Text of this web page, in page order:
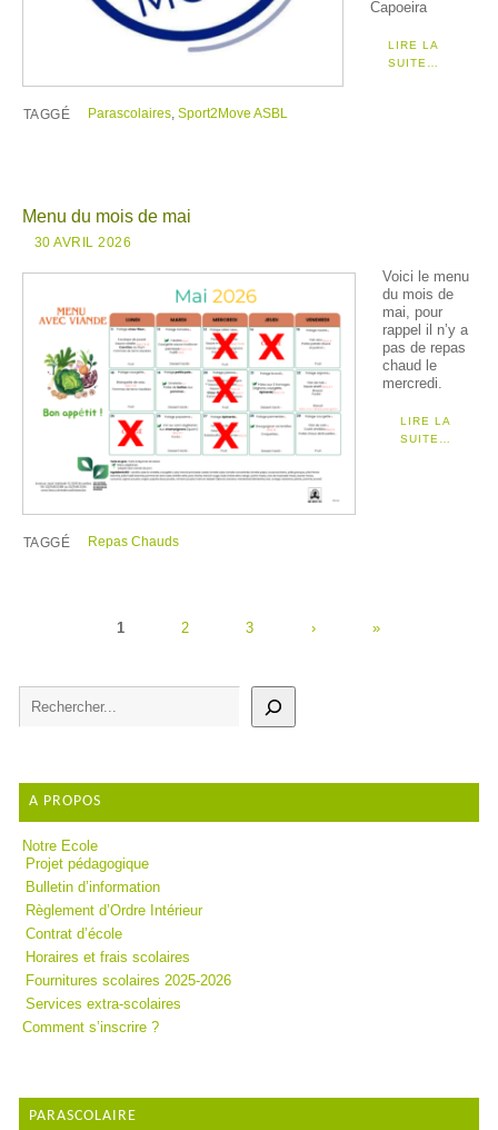
Capoeira
LIRE LA
SUITE…
TAGGÉ Parascolaires ,Sport2Move ASBL
Menu du mois de mai
30 AVRIL 2026
Voici le menu
du mois de
mai, pour
rappel il n’y a
pas de repas
chaud le
mercredi.
LIRE LA
SUITE…
TAGGÉ Repas Chauds
1 2 3 › »
A PROPOS
Notre Ecole
Projet pédagogique
Bulletin d’information
Règlement d’Ordre Intérieur
Contrat d’école
Horaires et frais scolaires
Fournitures scolaires 2025-2026
Services extra-scolaires
Comment s’inscrire ?
PARASCOLAIRE